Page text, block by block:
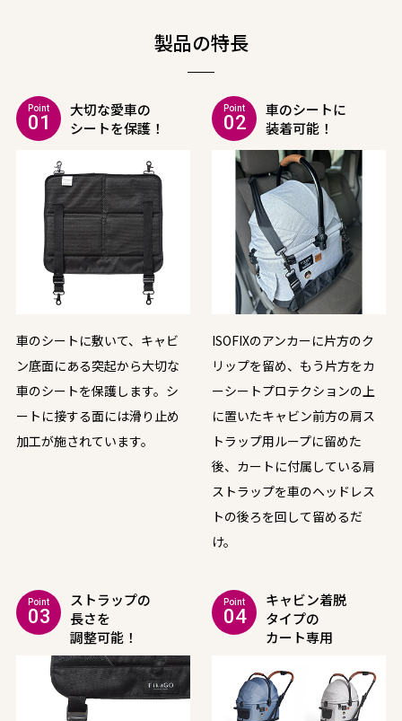
製品の特⻑
Point
01
大切な愛車の
シートを保護！
車のシートに敷いて、キャビ
ン底面にある突起から大切な
車のシートを保護します。シ
ートに接する面には滑り止め
加工が施されています。
Point
02
車のシートに
装着可能！
ISOFIXのアンカーに片方のク
リップを留め、もう片方をカ
ーシートプロテクションの上
に置いたキャビン前方の肩ス
トラップ用ループに留めた
後、カートに付属している肩
ストラップを車のヘッドレス
トの後ろを回して留めるだ
け。
Point
03
ストラップの
長さを
調整可能！
Point
04
キャビン着脱
タイプの
カート専用